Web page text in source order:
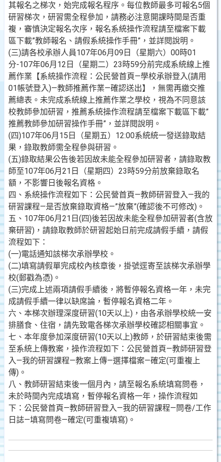
其報名之梯次，始完成報名程序。每位教師最多可報名5個
研習梯次，研習需全程參加，請務必注意開課時間是否重
複，審慎決定報名次序，報名系統操作流程請至檔案下載
區下載”教師報名、請假系統操作手冊”，並詳閱說明。
(三)請各校承辦人員107年06月09日（星期六）00時01
分-107年06月12日（星期二）23時59分前完成系統線上推
薦作業【系統操作流程：公民營首頁—學校承辦登入(請用
01帳號登入)—教師推薦作業—確認送出】，無需再繳交推
薦總表。未完成系統線上推薦作業之學校，視為不同意該
校教師參加研習，推薦系統操作流程請至檔案下載區下載”
推薦教師參加研習操作手冊”，並詳閱說明。
(四)107年06月15日（星期五）12:00系統統一發送錄取結
果，錄取教師需全程參與研習。
(五)錄取結果公告後若因故未能全程參加研習者，請錄取教
師至107年06月21日（星期四）23時59分前放棄錄取名
額，不影響日後報名資格。
四、系統操作流程如下：公民營首頁—教師研習登入—我的
研習課程—是否放棄錄取資格—”放棄”(確認後不可修改)。
五、107年06月21日(四)後若因故未能全程參加研習者(含放
棄研習)，請錄取教師於研習起始日前完成請假手續，請假
流程如下：
(一)電話通知該梯次承辦學校。
(二)填寫請假單完成校內核章後，掛號逕寄至該梯次承辦學
校(郵戳為憑)。
(三)完成上述兩項請假手續後，將暫停報名資格一年，未完
成請假手續一律以缺席論，暫停報名資格二年。
六、本梯次辦理深度研習(10天以上)，由各承辦學校統一安
排膳食、住宿，請先致電各梯次承辦學校確認相關事宜。
七、本年度參加深度研習(10天以上)教師，於研習結束後需
至系統上傳教案，操作流程如下：公民營首頁—教師研習登
入—我的研習課程—教案上傳—選擇檔案—確定(可重複上
傳)。
八、教師研習結束後一個月內，請至報名系統填寫問卷，
未於時間內完成填寫，暫停報名資格一年，操作流程如
下：公民營首頁—教師研習登入—我的研習課程—問卷/工作
日誌—填寫問卷—確定(可重複填寫)。